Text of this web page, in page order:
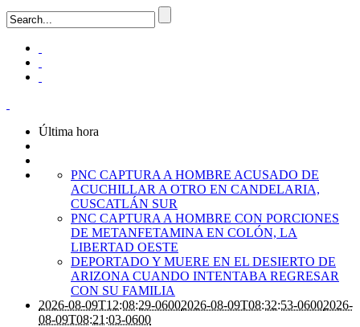
Última hora
PNC CAPTURA A HOMBRE ACUSADO DE
ACUCHILLAR A OTRO EN CANDELARIA,
CUSCATLÁN SUR
PNC CAPTURA A HOMBRE CON PORCIONES
DE METANFETAMINA EN COLÓN, LA
LIBERTAD OESTE
DEPORTADO Y MUERE EN EL DESIERTO DE
ARIZONA CUANDO INTENTABA REGRESAR
CON SU FAMILIA
2026-08-09T12:08:29-06002026-08-09T08:32:53-06002026-
08-09T08:21:03-0600